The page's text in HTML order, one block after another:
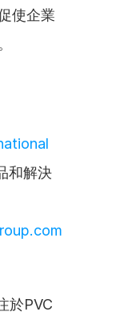
使企業
和解決
於PVC